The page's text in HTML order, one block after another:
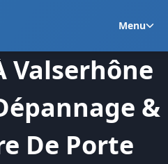
Menu
Valserhône
&
De Porte